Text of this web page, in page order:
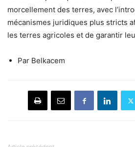
morcellement des terres, avec
mécanismes juridiques plus stricts
les terres agricoles et de garantir
Par Belkacem